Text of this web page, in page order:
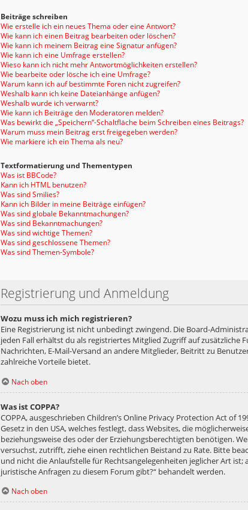
Beiträge schreiben
Wie erstelle ich ein neues Thema oder eine Antwort?
Wie kann ich einen Beitrag bearbeiten oder löschen?
Wie kann ich meinem Beitrag eine Signatur anfügen?
Wie kann ich eine Umfrage erstellen?
Wieso kann ich nicht mehr Antwortmöglichkeiten erstellen?
Wie bearbeite oder lösche ich eine Umfrage?
Warum kann ich auf bestimmte Foren nicht zugreifen?
Weshalb kann ich keine Dateianhänge anfügen?
Weshalb wurde ich verwarnt?
Wie kann ich Beiträge den Moderatoren melden?
Was bewirkt die „Speichern“-Schaltfläche beim Schreiben eines Beitrags?
Warum muss mein Beitrag erst freigegeben werden?
Wie markiere ich ein Thema als neu?
Textformatierung und Thementypen
Was ist BBCode?
Kann ich HTML benutzen?
Was sind Smilies?
Kann ich Bilder in meine Beiträge einfügen?
Was sind globale Bekanntmachungen?
Was sind Bekanntmachungen?
Was sind wichtige Themen?
Was sind geschlossene Themen?
Was sind Themen-Symbole?
Registrierung und Anmeldung
Wozu muss ich mich registrieren?
Eine Registrierung ist nicht unbedingt zwingend. Die Board-
jeden Fall erhältst du als registriertes Mitglied Zugriff auf zusätzliche
Nachrichten, E-Mail-Versand an andere Mitglieder, Beitritt zu
zahlreiche Vorteile bietet.
Nach oben
Was ist COPPA?
COPPA, ausgeschrieben Children’s Online Privacy Protection Act of
Gesetz in den USA, welches festlegt, dass Websites, die
beziehungsweise des oder der Erziehungsberechtigten benötigen.
versuchst, zutrifft, ziehe einen rechtlichen Beistand zu Rate. Bitte
und nicht die Anlaufstelle für Rechtsangelegenheiten jeglicher Art
juristische Anfragen zu diesem Forum gibt?“ behandelt werden.
Nach oben